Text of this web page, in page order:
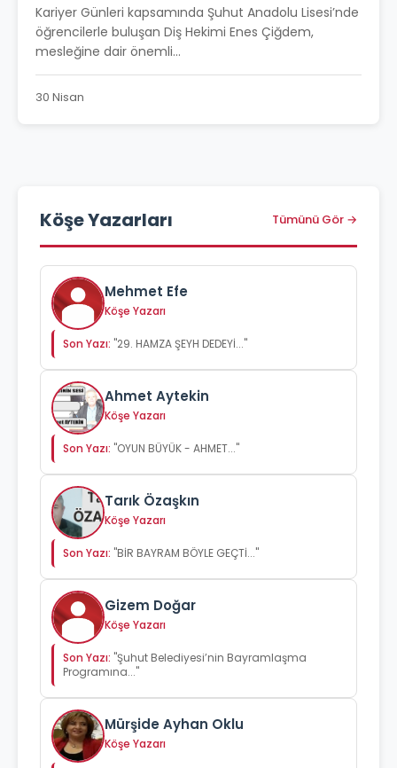
Kariyer Günleri kapsamında Şuhut Anadolu Lisesi’nde
öğrencilerle buluşan Diş Hekimi Enes Çiğdem,
mesleğine dair önemli...
30 Nisan
Köşe Yazarları Tümünü Gör →
Mehmet Efe
Köşe Yazarı
Son Yazı: "29. HAMZA ŞEYH DEDEYİ..."
Ahmet Aytekin
Köşe Yazarı
Son Yazı: "OYUN BÜYÜK - AHMET..."
Tarık Özaşkın
Köşe Yazarı
Son Yazı: "BİR BAYRAM BÖYLE GEÇTİ..."
Gizem Doğar
Köşe Yazarı
Son Yazı: "Şuhut Belediyesi’nin Bayramlaşma
Programına..."
Mürşide Ayhan Oklu
Köşe Yazarı